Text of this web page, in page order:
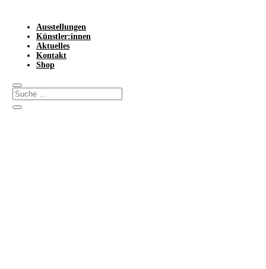
Ausstellungen
Künstler:innen
Aktuelles
Kontakt
Shop